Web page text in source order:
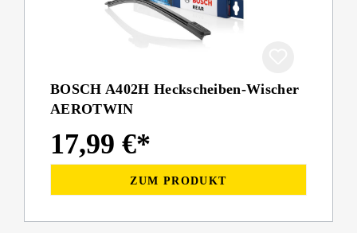
BOSCH A402H Heckscheiben-Wischer
AEROTWIN
17,99 €*
ZUM PRODUKT